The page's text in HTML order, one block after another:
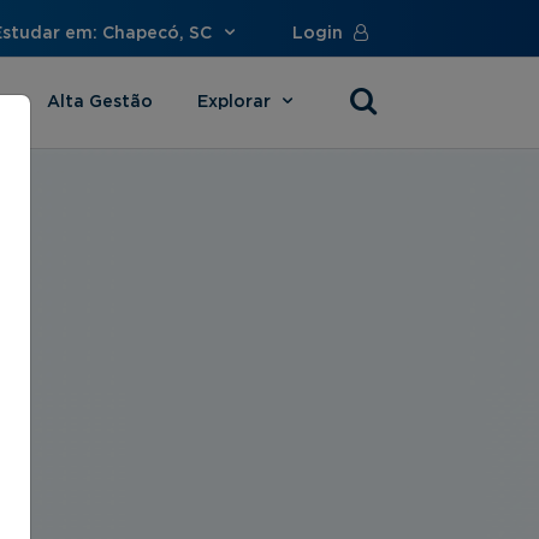
em: Chapecó, SC Login
Alta Gestão Explorar